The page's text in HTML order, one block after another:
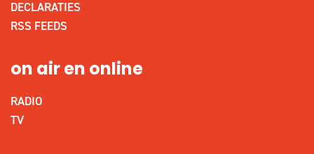
DECLARATIES
RSS FEEDS
on air en online
RADIO
TV